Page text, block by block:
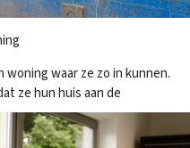
waar ze zo in kunnen.
ze hun huis aan de